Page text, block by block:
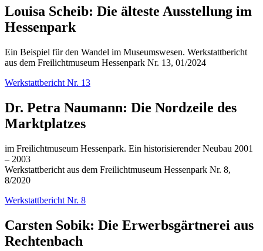
Louisa Scheib: Die älteste Ausstellung im
Hessenpark
Ein Beispiel für den Wandel im Museumswesen. Werkstattbericht
aus dem Freilichtmuseum Hessenpark Nr. 13, 01/2024
Werkstattbericht Nr. 13
Dr. Petra Naumann: Die Nordzeile des
Marktplatzes
im Freilichtmuseum Hessenpark. Ein historisierender Neubau 2001
– 2003
Werkstattbericht aus dem Freilichtmuseum Hessenpark Nr. 8,
8/2020
Werkstattbericht Nr. 8
Carsten Sobik: Die Erwerbsgärtnerei aus
Rechtenbach